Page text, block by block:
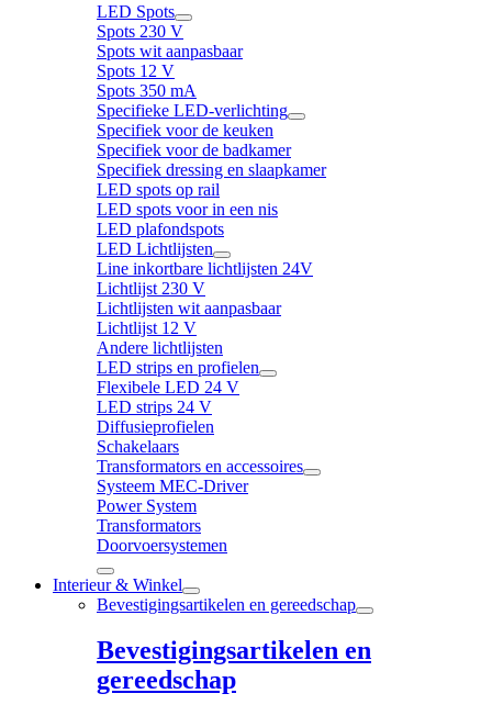
LED Spots
Spots 230 V
Spots wit aanpasbaar
Spots 12 V
Spots 350 mA
Specifieke LED-verlichting
Specifiek voor de keuken
Specifiek voor de badkamer
Specifiek dressing en slaapkamer
LED spots op rail
LED spots voor in een nis
LED plafondspots
LED Lichtlijsten
Line inkortbare lichtlijsten 24V
Lichtlijst 230 V
Lichtlijsten wit aanpasbaar
Lichtlijst 12 V
Andere lichtlijsten
LED strips en profielen
Flexibele LED 24 V
LED strips 24 V
Diffusieprofielen
Schakelaars
Transformators en accessoires
Systeem MEC-Driver
Power System
Transformators
Doorvoersystemen
Interieur & Winkel
Bevestigingsartikelen en gereedschap
Bevestigingsartikelen en
gereedschap